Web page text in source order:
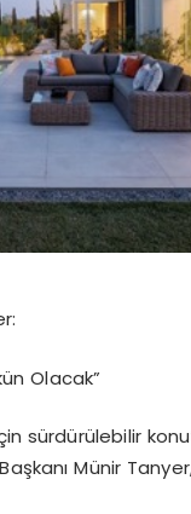
:
Olacak”
sürdürülebilir
Münir